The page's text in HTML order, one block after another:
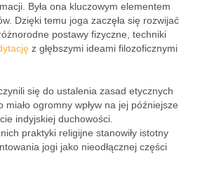
Była ona kluczowym elementem
Dzięki temu joga zaczęła się rozwijać
postawy fizyczne, techniki
z głębszymi ideami filozoficznymi
się do ustalenia zasad etycznych
miało ogromny wpływ na jej późniejsze
indyjskiej duchowości.
praktyki religijne stanowiły istotny
jogi jako nieodłącznej części